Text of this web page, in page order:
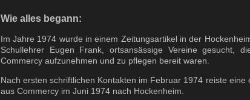
Wie alles begann:
Im Jahre 1974 wurde in einem Zeitungsartikel in der
Schullehrer Eugen Frank, ortsansässige Vereine gesucht,
Commercy aufzunehmen und zu pflegen bereit waren.
Nach ersten schriftlichen Kontakten im Februar 1974 reiste
aus Commercy im Juni 1974 nach Hockenheim.